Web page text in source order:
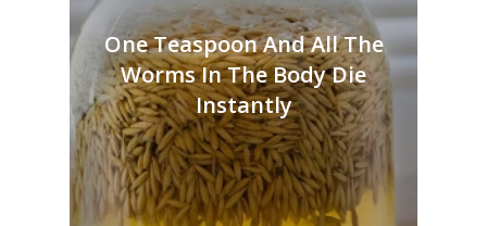
One Teaspoon And All The
Worms In The Body Die
Instantly